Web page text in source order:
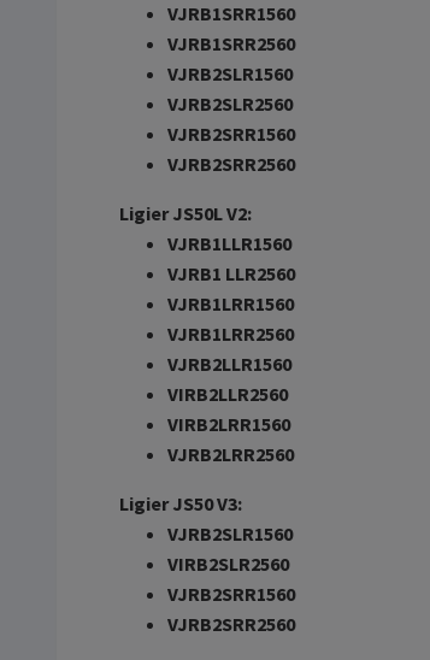
VJRB1SRR1560
VJRB1SRR2560
VJRB2SLR1560
VJRB2SLR2560
VJRB2SRR1560
VJRB2SRR2560
Ligier JS50L V2:
VJRB1LLR1560
VJRB1 LLR2560
VJRB1LRR1560
VJRB1LRR2560
VJRB2LLR1560
VIRB2LLR2560
VIRB2LRR1560
VJRB2LRR2560
Ligier JS50 V3:
VJRB2SLR1560
VIRB2SLR2560
VJRB2SRR1560
VJRB2SRR2560